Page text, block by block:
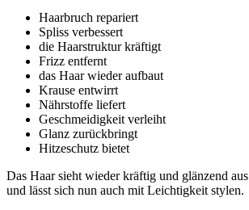
Haarbruch repariert
Spliss verbessert
die Haarstruktur kräftigt
Frizz entfernt
das Haar wieder aufbaut
Krause entwirrt
Nährstoffe liefert
Geschmeidigkeit verleiht
Glanz zurückbringt
Hitzeschutz bietet
Das Haar sieht wieder kräftig und glänzend aus
und lässt sich nun auch mit Leichtigkeit stylen.